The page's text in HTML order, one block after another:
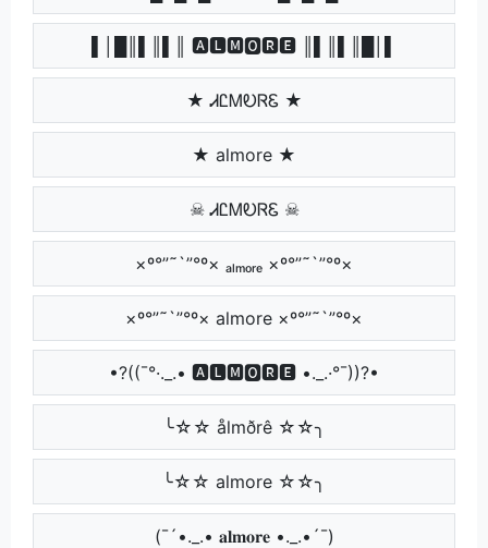
▌│█║▌║▌║ 🅰🅻🅼🅾🆁🅴 ║▌║▌║█│▌
★ ᏗᏝᎷᎧᏒᏋ ★
★ almore ★
☠ ᏗᏝᎷᎧᏒᏋ ☠
×º°”˜`”°º× ₐₗₘₒᵣₑ ×º°”˜`”°º×
×º°”˜`”°º× almore ×º°”˜`”°º×
•?((¯°·._.• 🅰🅻🅼🅾🆁🅴 •._.·°¯))?•
╰☆☆ ålmðrê ☆☆╮
╰☆☆ almore ☆☆╮
(¯´•._.• 𝐚𝐥𝐦𝐨𝐫𝐞 •._.•´¯)